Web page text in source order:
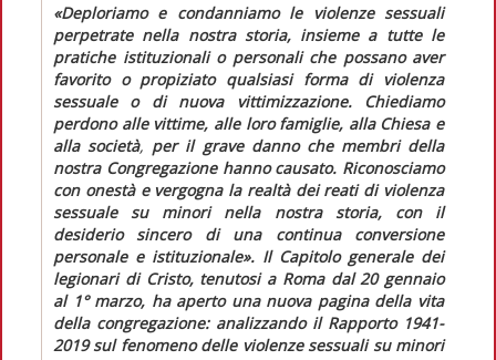
«Deploriamo e condanniamo le violenze sessuali
perpetrate nella nostra storia, insieme a tutte le
pratiche istituzionali o personali che possano aver
favorito o propiziato qualsiasi forma di violenza
sessuale o di
nuova vittimizzazione. Chiediamo
perdono alle vittime, alle loro famiglie, alla Chiesa e
alla società, per il grave danno che membri della
nostra Congregazione hanno causato. Riconosciamo
con onestà e vergogna la realtà dei reati di violenza
sessuale su minori nella nostra storia, con il
desiderio sincero di una continua conversione
personale e istituzionale». Il Capitolo generale dei
legionari di Cristo, tenutosi a Roma dal 20 gennaio
al 1° marzo, ha aperto una nuova pagina della vita
della congregazione: analizzando il Rapporto 1941-
2019 sul fenomeno delle violenze sessuali su minori